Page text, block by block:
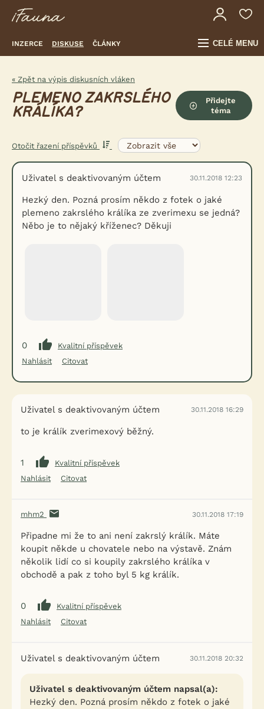
INZERCE DISKUSE ČLÁNKY CELÉ MENU
« Zpět na výpis diskusních vláken
PLEMENO ZAKRSLÉHO
KRÁLÍKA?
Přidejte
téma
Otočit řazení příspěvků
Uživatel s deaktivovaným účtem 30.11.2018 12:23
Hezký den. Pozná prosím někdo z fotek o jaké
plemeno zakrslého králíka ze zverimexu se jedná?
Něbo je to nějaký kříženec? Děkuji
0
Kvalitní příspěvek
Nahlásit
Citovat
Uživatel s deaktivovaným účtem 30.11.2018 16:29
to je králík zverimexový běžný.
1
Kvalitní příspěvek
Nahlásit
Citovat
mhm2 30.11.2018 17:19
Připadne mi že to ani není zakrslý králík. Máte
koupit někde u chovatele nebo na výstavě. Znám
několik lidí co si koupily zakrslého králíka v
obchodě a pak z toho byl 5 kg králík.
0
Kvalitní příspěvek
Nahlásit
Citovat
Uživatel s deaktivovaným účtem 30.11.2018 20:32
Uživatel s deaktivovaným účtem napsal(a):
Hezký den. Pozná prosím někdo z fotek o jaké